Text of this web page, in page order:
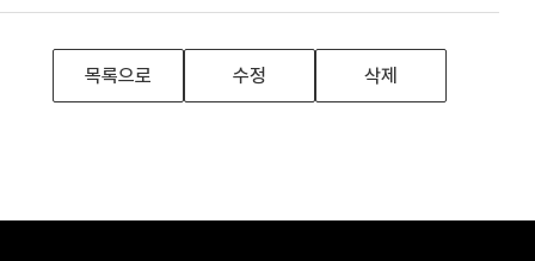
목록으로 수정 삭제